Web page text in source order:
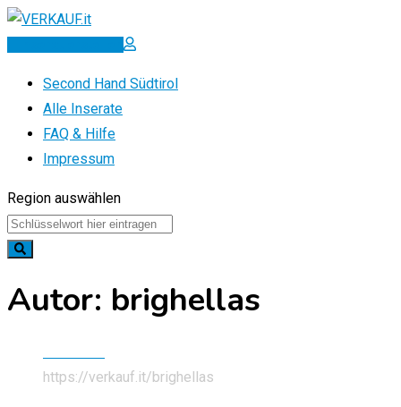
Zum
Inserat erstellen
Second Hand Südtirol
Alle Inserate
FAQ & Hilfe
Impressum
Region auswählen
Autor: brighellas
https://verkauf.it/brighellas